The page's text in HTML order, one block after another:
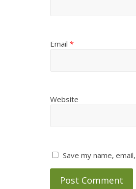
Email *
Website
Save my name,